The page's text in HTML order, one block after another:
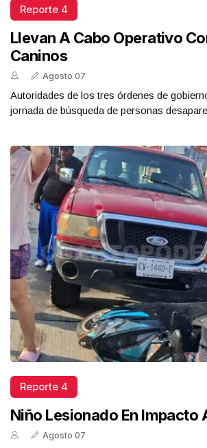
Reporte 4
Llevan A Cabo Operativo
Caninos
Agosto 07
Autoridades de los tres órdenes de
jornada de búsqueda de personas
Reporte 4
Niño Lesionado En Impacto
Agosto 07